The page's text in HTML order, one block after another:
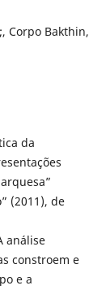
Corpo Bakthin,
da
(2011), de
análise
constroem e
e a